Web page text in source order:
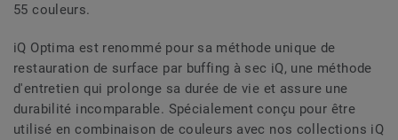
55 couleurs.
iQ Optima est renommé pour sa méthode unique de
restauration de surface par buffing à sec iQ, une méthode
d'entretien qui prolonge sa durée de vie et assure une
durabilité incomparable. Spécialement conçu pour être
utilisé en combinaison de couleurs avec nos collections iQ